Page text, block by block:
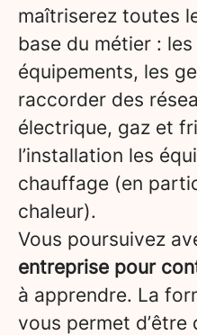
maîtriserez toutes
base du métier :
équipements, les
raccorder des
électrique, gaz et
l’installation les
chauffage (en
chaleur).
Vous poursuivez
entreprise pour
à apprendre. La
vous permet d’être